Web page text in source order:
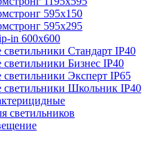
595x150
595x295
in 600x600
Стандарт IP40
Бизнес IP40
Эксперт IP65
светильники Школьник IP40
светильников